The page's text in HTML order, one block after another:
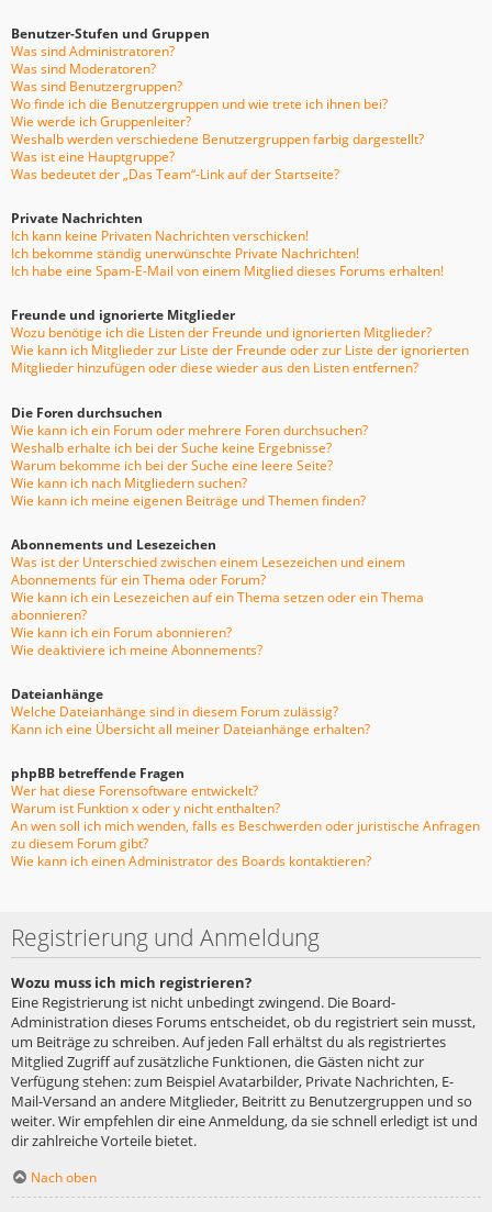
Benutzer-Stufen und Gruppen
Was sind Administratoren?
Was sind Moderatoren?
Was sind Benutzergruppen?
Wo finde ich die Benutzergruppen und wie trete ich ihnen bei?
Wie werde ich Gruppenleiter?
Weshalb werden verschiedene Benutzergruppen farbig dargestellt?
Was ist eine Hauptgruppe?
Was bedeutet der „Das Team“-Link auf der Startseite?
Private Nachrichten
Ich kann keine Privaten Nachrichten verschicken!
Ich bekomme ständig unerwünschte Private Nachrichten!
Ich habe eine Spam-E-Mail von einem Mitglied dieses Forums erhalten!
Freunde und ignorierte Mitglieder
Wozu benötige ich die Listen der Freunde und ignorierten Mitglieder?
Wie kann ich Mitglieder zur Liste der Freunde oder zur Liste der ignorierten
Mitglieder hinzufügen oder diese wieder aus den Listen entfernen?
Die Foren durchsuchen
Wie kann ich ein Forum oder mehrere Foren durchsuchen?
Weshalb erhalte ich bei der Suche keine Ergebnisse?
Warum bekomme ich bei der Suche eine leere Seite?
Wie kann ich nach Mitgliedern suchen?
Wie kann ich meine eigenen Beiträge und Themen finden?
Abonnements und Lesezeichen
Was ist der Unterschied zwischen einem Lesezeichen und einem
Abonnements für ein Thema oder Forum?
Wie kann ich ein Lesezeichen auf ein Thema setzen oder ein Thema
abonnieren?
Wie kann ich ein Forum abonnieren?
Wie deaktiviere ich meine Abonnements?
Dateianhänge
Welche Dateianhänge sind in diesem Forum zulässig?
Kann ich eine Übersicht all meiner Dateianhänge erhalten?
phpBB betreffende Fragen
Wer hat diese Forensoftware entwickelt?
Warum ist Funktion x oder y nicht enthalten?
An wen soll ich mich wenden, falls es Beschwerden oder juristische Anfragen
zu diesem Forum gibt?
Wie kann ich einen Administrator des Boards kontaktieren?
Registrierung und Anmeldung
Wozu muss ich mich registrieren?
Eine Registrierung ist nicht unbedingt zwingend. Die Board-
Administration dieses Forums entscheidet, ob du registriert sein musst,
um Beiträge zu schreiben. Auf jeden Fall erhältst du als registriertes
Mitglied Zugriff auf zusätzliche Funktionen, die Gästen nicht zur
Verfügung stehen: zum Beispiel Avatarbilder, Private Nachrichten, E-
Mail-Versand an andere Mitglieder, Beitritt zu Benutzergruppen und so
weiter. Wir empfehlen dir eine Anmeldung, da sie schnell erledigt ist und
dir zahlreiche Vorteile bietet.
Nach oben